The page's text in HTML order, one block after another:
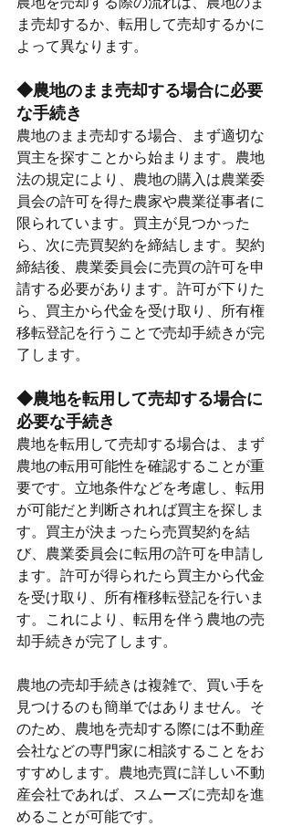
ま売却するか、転用して売却するかに
よって異なります。
◆農地のまま売却する場合に必要
な手続き
農地のまま売却する場合、まず適切な
買主を探すことから始まります。農地
法の規定により、農地の購入は農業委
員会の許可を得た農家や農業従事者に
限られています。買主が見つかった
ら、次に売買契約を締結します。契約
締結後、農業委員会に売買の許可を申
請する必要があります。許可が下りた
ら、買主から代金を受け取り、所有権
移転登記を行うことで売却手続きが完
了します。
◆農地を転用して売却する場合に
必要な手続き
農地を転用して売却する場合は、まず
農地の転用可能性を確認することが重
要です。立地条件などを考慮し、転用
が可能だと判断されれば買主を探しま
す。買主が決まったら売買契約を結
び、農業委員会に転用の許可を申請し
ます。許可が得られたら買主から代金
を受け取り、所有権移転登記を行いま
す。これにより、転用を伴う農地の売
却手続きが完了します。
農地の売却手続きは複雑で、買い手を
見つけるのも簡単ではありません。そ
のため、農地を売却する際には不動産
会社などの専門家に相談することをお
すすめします。農地売買に詳しい不動
産会社であれば、スムーズに売却を進
めることが可能です。